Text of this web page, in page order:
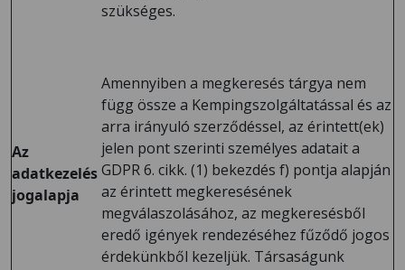
Az
adatkezelés
jogalapja
szükséges.
Amennyiben a megkeresés tárgya nem
függ össze a Kempingszolgáltatással és az
arra irányuló szerződéssel, az érintett(ek)
jelen pont szerinti személyes adatait a
GDPR 6. cikk. (1) bekezdés f) pontja alapján
az érintett megkeresésének
megválaszolásához, az megkeresésből
eredő igények rendezéséhez fűződő jogos
érdekünkből kezeljük. Társaságunk